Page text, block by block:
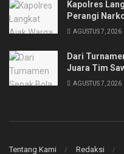
Kapolres
Perangi
AGUSTUS 7, 2026
Dari
Juara Tim
AGUSTUS 7, 2026
Tentang Kami Redaksi